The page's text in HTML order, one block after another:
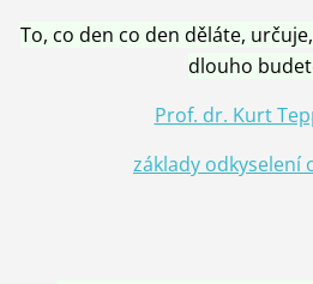
To, co den co den děláte,
dlouho
Prof. dr. Kurt
základy odkyselení